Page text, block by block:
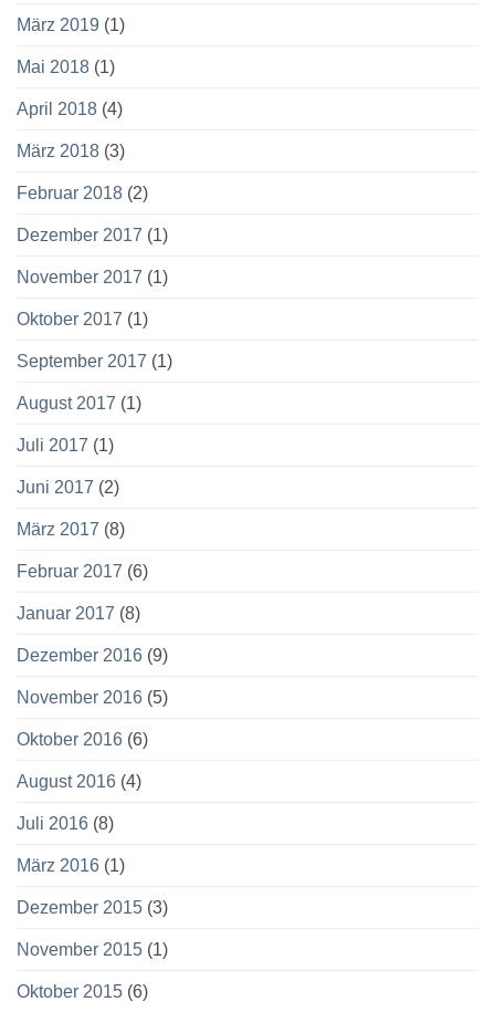
März 2019 (1)
Mai 2018 (1)
April 2018 (4)
März 2018 (3)
Februar 2018 (2)
Dezember 2017 (1)
November 2017 (1)
Oktober 2017 (1)
September 2017 (1)
August 2017 (1)
Juli 2017 (1)
Juni 2017 (2)
März 2017 (8)
Februar 2017 (6)
Januar 2017 (8)
Dezember 2016 (9)
November 2016 (5)
Oktober 2016 (6)
August 2016 (4)
Juli 2016 (8)
März 2016 (1)
Dezember 2015 (3)
November 2015 (1)
Oktober 2015 (6)